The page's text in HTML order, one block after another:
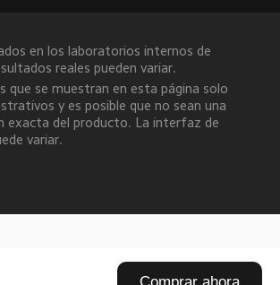
en los laboratorios internos de
reales pueden variar.
que se muestran en esta página solo
y es posible que no sean una
exacta del producto. La interfaz de
variar.